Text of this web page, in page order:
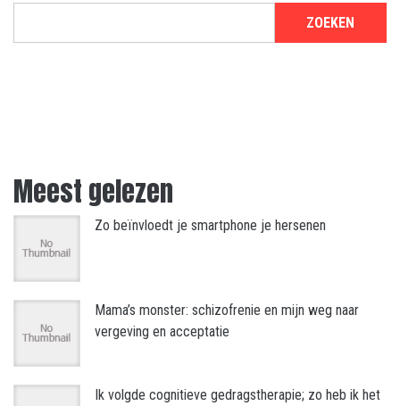
ZOEKEN
Meest gelezen
Zo beïnvloedt je smartphone je hersenen
Mama’s monster: schizofrenie en mijn weg naar
vergeving en acceptatie
Ik volgde cognitieve gedragstherapie; zo heb ik het